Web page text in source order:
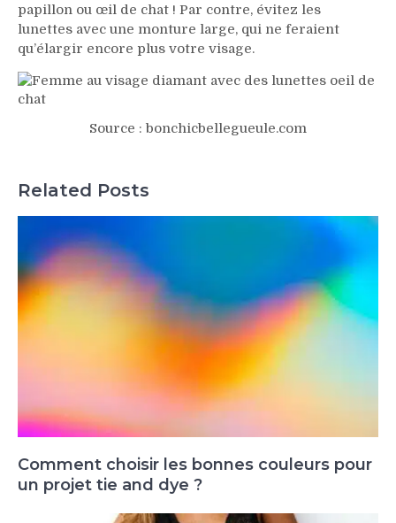
papillon ou œil de chat ! Par contre, évitez les
lunettes avec une monture large, qui ne feraient
qu’élargir encore plus votre visage.
Source : bonchicbellegueule.com
Related Posts
Comment choisir les bonnes couleurs pour
un projet tie and dye ?